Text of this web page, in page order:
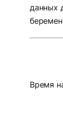
данных
Время